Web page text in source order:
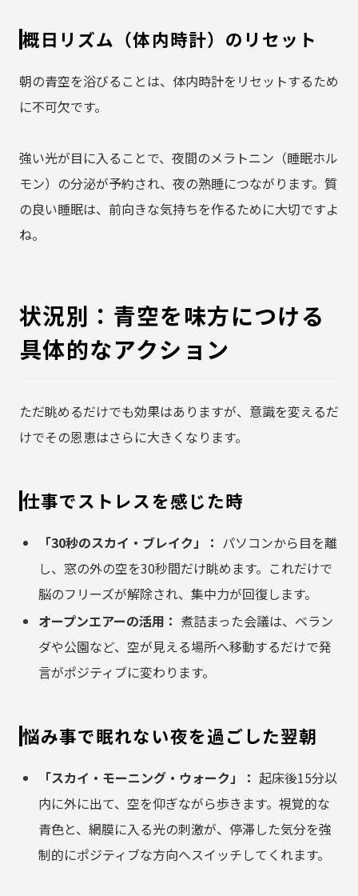
概日リズム（体内時計）のリセット
朝の青空を浴びることは、体内時計をリセットするため
に不可欠です。
強い光が目に入ることで、夜間のメラトニン（睡眠ホル
モン）の分泌が予約され、夜の熟睡につながります。質
の良い睡眠は、前向きな気持ちを作るために大切ですよ
ね。
状況別：青空を味方につける
具体的なアクション
ただ眺めるだけでも効果はありますが、意識を変えるだ
けでその恩恵はさらに大きくなります。
仕事でストレスを感じた時
「30秒のスカイ・ブレイク」： パソコンから目を離
し、窓の外の空を30秒間だけ眺めます。これだけで
脳のフリーズが解除され、集中力が回復します。
オープンエアーの活用： 煮詰まった会議は、ベラン
ダや公園など、空が見える場所へ移動するだけで発
言がポジティブに変わります。
悩み事で眠れない夜を過ごした翌朝
「スカイ・モーニング・ウォーク」： 起床後15分以
内に外に出て、空を仰ぎながら歩きます。視覚的な
青色と、網膜に入る光の刺激が、停滞した気分を強
制的にポジティブな方向へスイッチしてくれます。